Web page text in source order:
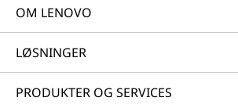
OM LENOVO
LØSNINGER
PRODUKTER OG SERVICES